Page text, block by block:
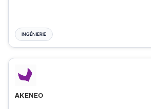
INGÉNIERIE
AKENEO